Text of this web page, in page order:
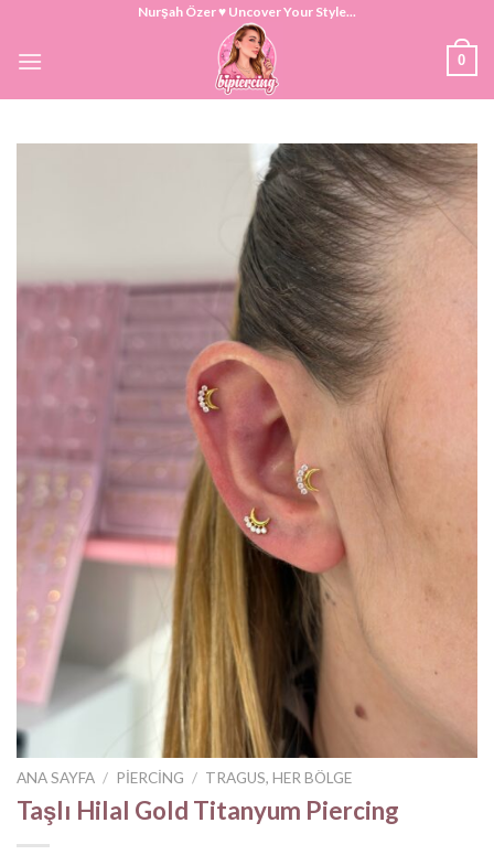
content
Nurşah Özer ♥ Uncover Your Style...
0
ANA SAYFA / PIERCING / TRAGUS, HER BÖLGE
Taşlı Hilal Gold Titanyum Piercing